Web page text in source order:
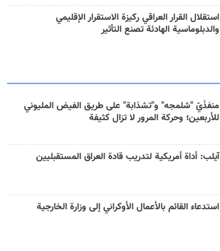
استقلال القرار العراقي ركيزة الاستقرار الإقليمي
والدبلوماسية الهادئة تصنع التأثير
منفذَيّ "شلمجه" و"تشذابة" على طريق الفيض المليوني
للأربعين؛ وحركة المرور لا تزال كثيفة
آيلب: أداة أمريكية لتدريب قادة العراق المستقبليين
استدعاء القائم بالأعمال الأوكراني إلى وزارة الخارجية